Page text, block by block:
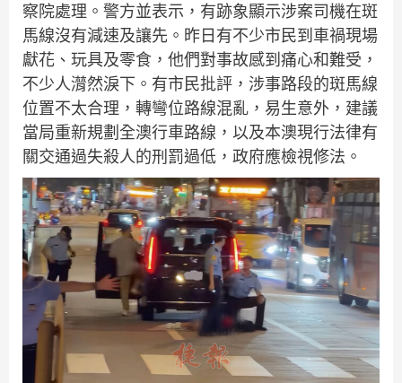
察院處理。警方並表示，有跡象顯示涉案司機在斑
馬線沒有減速及讓先。昨日有不少市民到車禍現場
獻花、玩具及零食，他們對事故感到痛心和難受，
不少人潸然淚下。有市民批評，涉事路段的斑馬線
位置不太合理，轉彎位路線混亂，易生意外，建議
當局重新規劃全澳行車路線，以及本澳現行法律有
關交通過失殺人的刑罰過低，政府應檢視修法。